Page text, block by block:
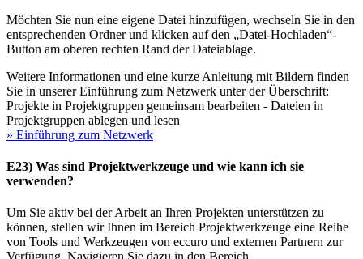
Möchten Sie nun eine eigene Datei hinzufügen, wechseln Sie in den
entsprechenden Ordner und klicken auf den „Datei-Hochladen“-
Button am oberen rechten Rand der Dateiablage.
Weitere Informationen und eine kurze Anleitung mit Bildern finden
Sie in unserer Einführung zum Netzwerk unter der Überschrift:
Projekte in Projektgruppen gemeinsam bearbeiten - Dateien in
Projektgruppen ablegen und lesen
» Einführung zum Netzwerk
E23) Was sind Projektwerkzeuge und wie kann ich sie
verwenden?
Um Sie aktiv bei der Arbeit an Ihren Projekten unterstützen zu
können, stellen wir Ihnen im Bereich Projektwerkzeuge eine Reihe
von Tools und Werkzeugen von eccuro und externen Partnern zur